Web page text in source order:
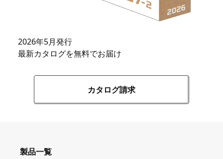
2026年5月発行
最新カタログを無料でお届け
カタログ請求
製品一覧